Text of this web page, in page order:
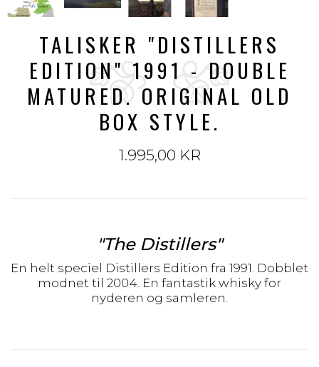
TALISKER "DISTILLERS
EDITION" 1991 - DOUBLE
MATURED. ORIGINAL OLD
BOX STYLE.
1.995,00 KR
"The Distillers"
En helt speciel Distillers Edition fra 1991. Dobblet
modnet til 2004. En fantastik whisky for
nyderen og samleren.